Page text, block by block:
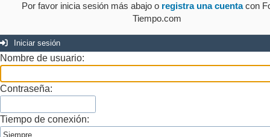
Por favor inicia sesión más abajo o registra una cuentacon
Tiempo.com
Iniciar sesión
Nombre de usuario:
Contraseña:
Tiempo de conexión: